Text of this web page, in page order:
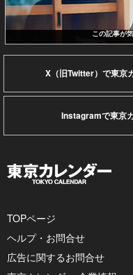
この記事が
X（旧Twitter）で東京
Instagramで東京
TOPページ
ヘルプ・お問合せ
広告に関するお問合せ